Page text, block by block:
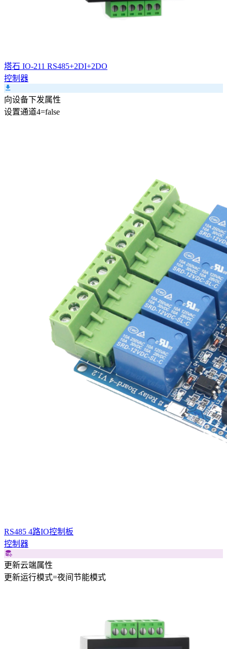
塔石 IO-211 RS485+2DI+2DO
控制器
向设备下发属性
设置通道4=false
RS485 4路IO控制板
控制器
更新云端属性
更新运行模式=夜间节能模式